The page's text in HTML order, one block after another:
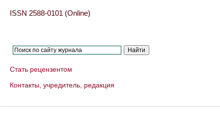
ISSN 2588-0101 (Online)
Стать рецензентом
Контакты, учредитель, редакция